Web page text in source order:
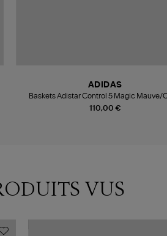
110,00 €
ADIDAS
Baskets Adistar Control 5 Magic Mauve/
Crimson/Distilled Pink
VUS